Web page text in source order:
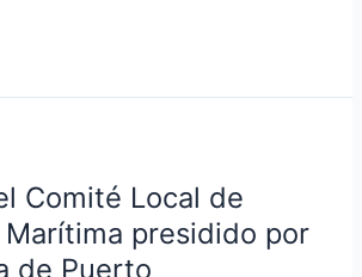
Comité Local de
presidido por
de Puerto